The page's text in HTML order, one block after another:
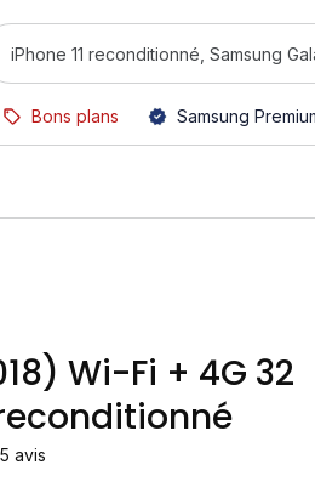
Bons plans Samsung
Wi-Fi + 4G 32
5 avis